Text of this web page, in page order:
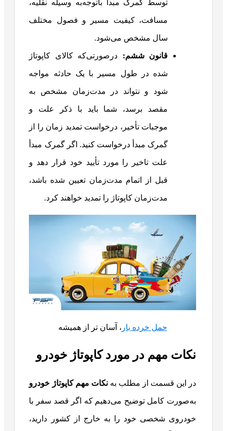
توسط گمرک مبدأ باتوجه‌به وسیله نقلیه،
مسافت، کیفیت مسیر و فصول مختلف
سال مشخص می‌شود.
قانون ششم: درصورتی‌که کالای کاپوتاژ
شده در طول مسیر با یک حادثه مواجه
شود و نتواند در مدت‌زمان مشخص به
مقصد برسد، شما باید با ذکر علت و
موجبات تأخیر، درخواست تمدید زمان را از
گمرک مبدأ درخواست کنید. اگر گمرک مبدأ
علت تاخیر را مورد تأیید خود قرار دهد و
قبل از اتمام مدت‌زمان تعیین شده باشد،
مدت‌زمان کاپوتاژ را تمدید خواهند کرد.
حمل خرده بار ، آسان تر از همیشه
نکات مهم در مورد کاپوتاژ خودرو
در این قسمت از مطلب بهنکات مهم کاپوتاژ خودرو
به‌صورت کامل توضیح می‌دهیم که اگر قصد سفر با
خودروی شخصی خود را به خارج از کشور دارید،